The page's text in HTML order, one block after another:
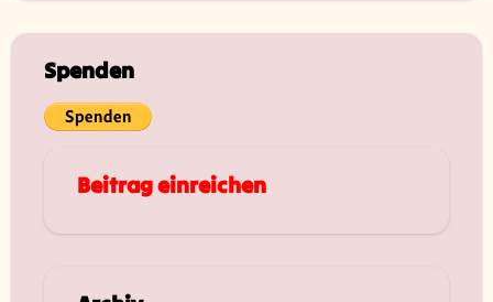
Spenden
Beitrag einreichen